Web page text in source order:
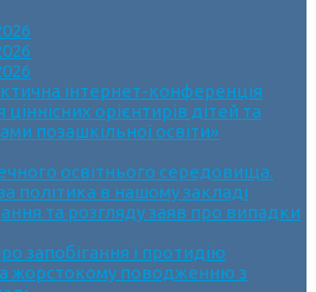
інтернет-конференція
орієнтирів дітей та
позашкільної освіти»
освітнього середовища.
політика в нашому закладі
та розгляду заяв про випадки
запобігання і протидію
жорстокому поводженню з